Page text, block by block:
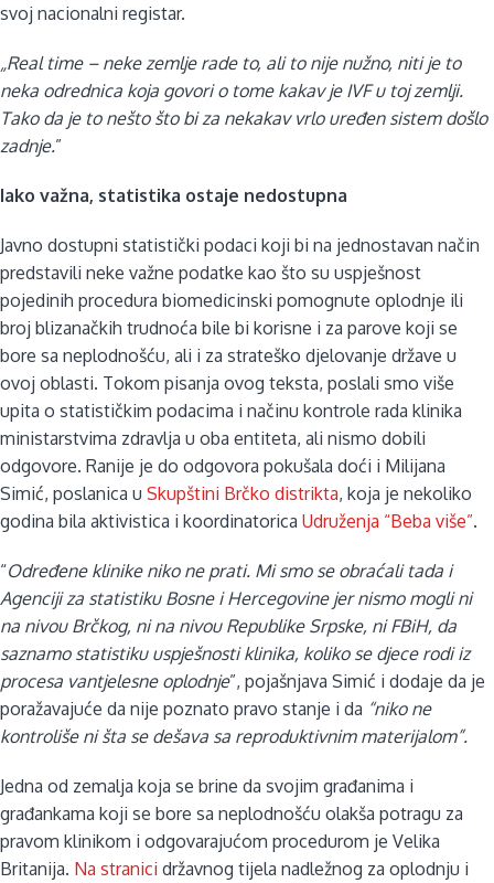
svoj nacionalni registar.
„Real time – neke zemlje rade to, ali to nije nužno, niti je to
neka odrednica koja govori o tome kakav je IVF u toj zemlji.
Tako da je to nešto što bi za nekakav vrlo uređen sistem došlo
zadnje.”
Iako važna, statistika ostaje nedostupna
Javno dostupni statistički podaci koji bi na jednostavan način
predstavili neke važne podatke kao što su uspješnost
pojedinih procedura biomedicinski pomognute oplodnje ili
broj blizanačkih trudnoća bile bi korisne i za parove koji se
bore sa neplodnošću, ali i za strateško djelovanje države u
ovoj oblasti. Tokom pisanja ovog teksta, poslali smo više
upita o statističkim podacima i načinu kontrole rada klinika
ministarstvima zdravlja u oba entiteta, ali nismo dobili
odgovore. Ranije je do odgovora pokušala doći i Milijana
Simić, poslanica u Skupštini Brčko distrikta, koja je nekoliko
godina bila aktivistica i koordinatorica Udruženja “Beba više”.
“Određene klinike niko ne prati. Mi smo se obraćali tada i
Agenciji za statistiku Bosne i Hercegovine jer nismo mogli ni
na nivou Brčkog, ni na nivou Republike Srpske, ni FBiH, da
saznamo statistiku uspješnosti klinika, koliko se djece rodi iz
procesa vantjelesne oplodnje”, pojašnjava Simić i dodaje da je
poražavajuće da nije poznato pravo stanje i da “niko ne
kontroliše ni šta se dešava sa reproduktivnim materijalom”.
Jedna od zemalja koja se brine da svojim građanima i
građankama koji se bore sa neplodnošću olakša potragu za
pravom klinikom i odgovarajućom procedurom je Velika
Britanija. Na stranici državnog tijela nadležnog za oplodnju i